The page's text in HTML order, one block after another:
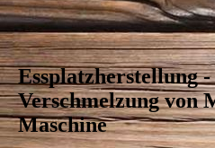
pexels-cottonbro-studio-7480454
Essplatzherstellung
Verschmelzung von
Maschine